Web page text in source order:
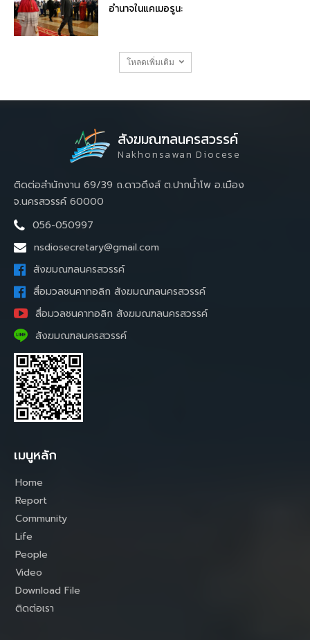
อำนาจในแคเมอรูน:
โหลดเพิ่มเติม
สังฆมณฑลนครสวรรค์
Nakhonsawan Diocese
ติดต่อสำนักงาน 69/39 ถ.ดาวดึงส์ ต.ปากน้ำโพ อ.เมือง
จ.นครสวรรค์ 60000
056-050997
nsdiosecretary@gmail.com
สังฆมณฑลนครสวรรค์
สื่อมวลชนคาทอลิก สังฆมณฑลนครสวรรค์
สื่อมวลชนคาทอลิก สังฆมณฑลนครสวรรค์
สังฆมณฑลนครสวรรค์
เมนูหลัก
Home
Report
Community
Life
People
Video
Download File
ติดต่อเรา